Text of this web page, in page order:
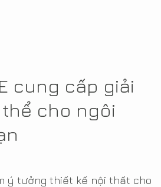
cung cấp giải
cho ngôi
ý tưởng thiết kế nội thất cho